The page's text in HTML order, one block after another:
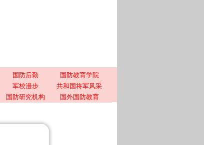
国防后勤
国防教育学院
军校漫步
共和国将军风采
国防研究机构 国外国防教育